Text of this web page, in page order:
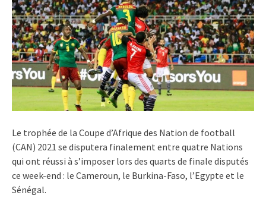
Le trophée de la Coupe d’Afrique des Nation de football
(CAN) 2021 se disputera finalement entre quatre Nations
qui ont réussi à s’imposer lors des quarts de finale disputés
ce week-end : le Cameroun, le Burkina-Faso, l’Egypte et le
Sénégal.